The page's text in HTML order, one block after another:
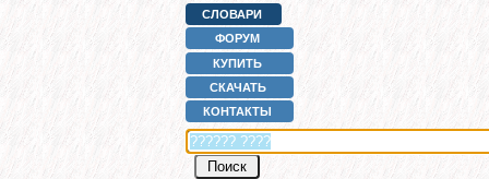
СЛОВАРИ
ФОРУМ
КУПИТЬ
СКАЧАТЬ
КОНТАКТЫ